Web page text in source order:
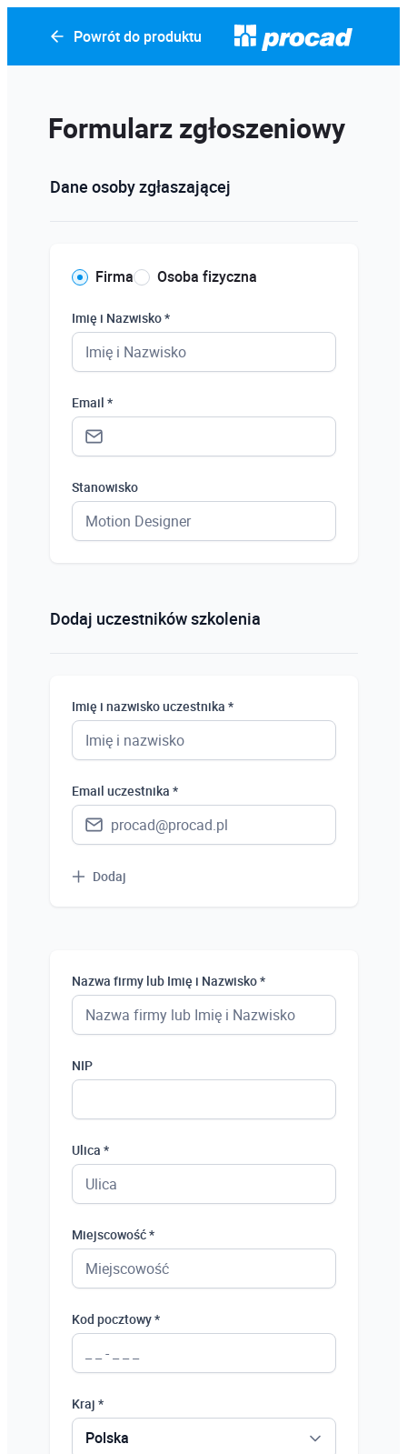
Powrót do produktu
Formularz zgłoszeniowy
Dane osoby zgłaszającej
Firma Osoba fizyczna
Imię i Nazwisko *
Email *
Stanowisko
Dodaj uczestników szkolenia
Imię i nazwisko uczestnika *
Email uczestnika *
Dodaj
Nazwa firmy lub Imię i Nazwisko *
NIP
Ulica *
Miejscowość *
Kod pocztowy *
Kraj *
Polska
Uczeń
Bezrobotny